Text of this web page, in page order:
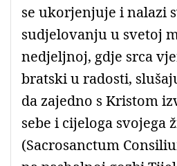
se ukorjenjuje i nalazi
sudjelovanju u svetoj
nedjeljnoj, gdje srca
bratski u radosti,
da zajedno s Kristom
sebe i cijeloga svojega
(Sacrosanctum